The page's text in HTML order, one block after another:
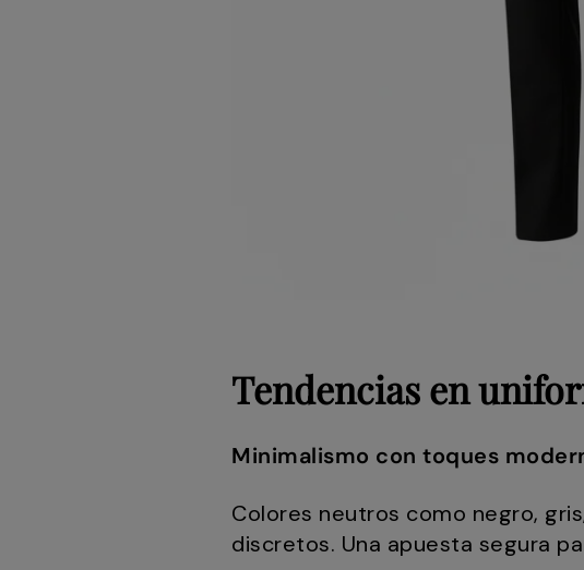
Tendencias en
Minimalismo con toques
Colores neutros como negro,
discretos. Una apuesta segura